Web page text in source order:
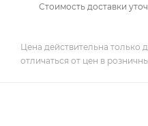
Стоимость доставки
Цена действительна только
отличаться от цен в